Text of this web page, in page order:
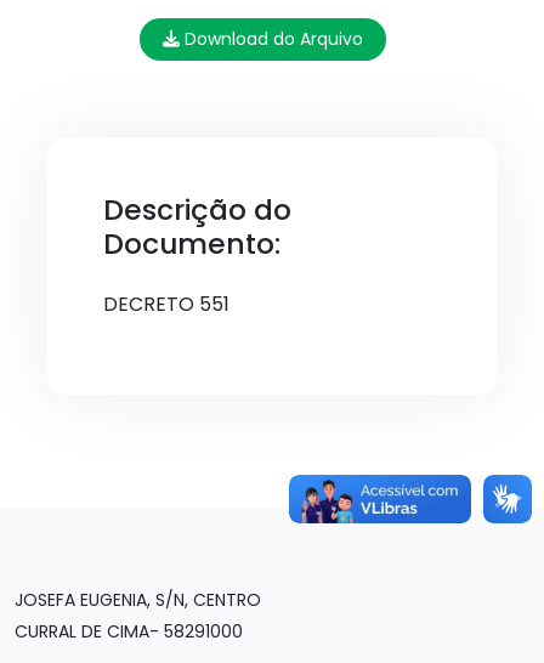
Download do Arquivo
Descrição do
Documento:
DECRETO 551
JOSEFA EUGENIA, S/N, CENTRO
CURRAL DE CIMA- 58291000